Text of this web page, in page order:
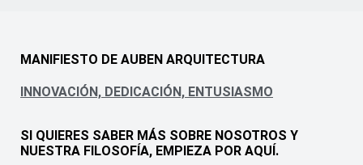
MANIFIESTO DE AUBEN ARQUITECTURA
INNOVACIÓN, DEDICACIÓN, ENTUSIASMO
SI QUIERES SABER MÁS SOBRE NOSOTROS Y
NUESTRA FILOSOFÍA, EMPIEZA POR AQUÍ.